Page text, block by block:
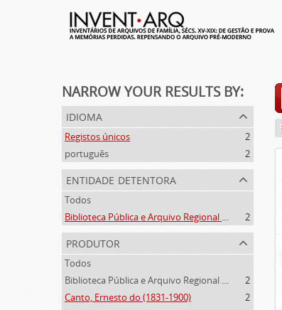
NARROW YOUR RESULTS BY:
idioma
Registos únicos
2
português
2
entidade detentora
Todos
Biblioteca Pública e Arquivo Regional de Ponta Delgada
2
produtor
Todos
Biblioteca Pública e Arquivo Regional de Ponta Delgada (1841- )
2
Canto, Ernesto do (1831-1900)
2